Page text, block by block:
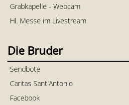
Grabkapelle - Webcam
Hl. Messe im Livestream
Die Bruder
Sendbote
Caritas Sant'Antonio
Facebook